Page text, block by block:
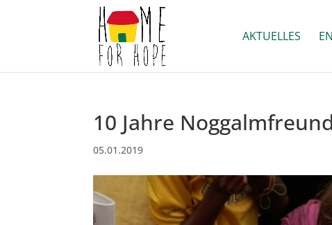
AKTUELLES
10 Jahre
05.01.2019